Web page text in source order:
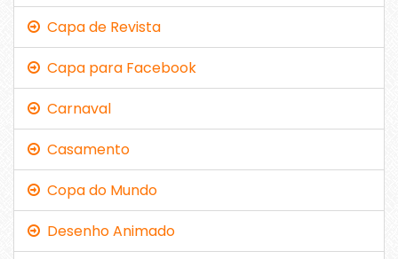
Capa de Revista
Capa para Facebook
Carnaval
Casamento
Copa do Mundo
Desenho Animado